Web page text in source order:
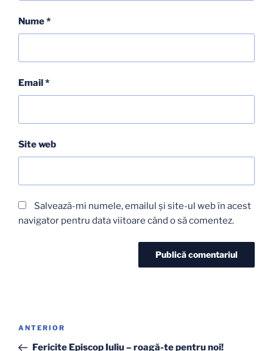
Nume*
Email *
Site web
Salvează-mi numele, emailul și site-ul web în acest
navigator pentru data viitoare când o să comentez.
Navigare
Articolul
anterior
ANTERIOR
Fericite Episcop Iuliu – roagă-te pentru noi!